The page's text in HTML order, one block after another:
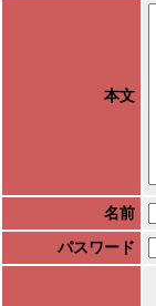
本文
名前
パスワード